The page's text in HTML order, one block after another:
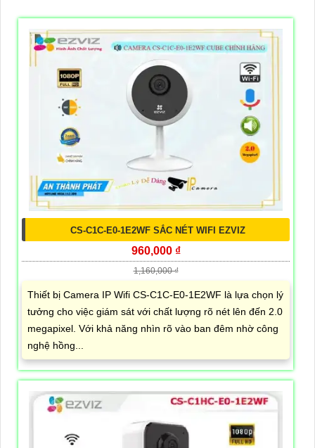
CS-C1C-E0-1E2WF SẮC NÉT WIFI EZVIZ
960,000 ₫
1,160,000 ₫
Thiết bị Camera IP Wifi CS-C1C-E0-1E2WF là lựa chọn lý
tưởng cho việc giám sát với chất lượng rõ nét lên đến 2.0
megapixel. Với khả năng nhìn rõ vào ban đêm nhờ công
nghệ hồng...